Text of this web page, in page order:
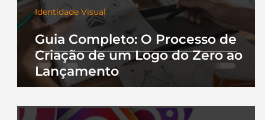
Guia Completo: O Processo de
Criação de um Logo do Zero ao
Lançamento
Identidade Visual